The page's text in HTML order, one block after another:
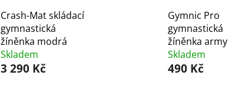
Crash-Mat skládací
gymnastická
žíněnka modrá
Skladem
3 290 Kč
Gymnic Pro
gymnastická
žíněnka army
Skladem
490 Kč